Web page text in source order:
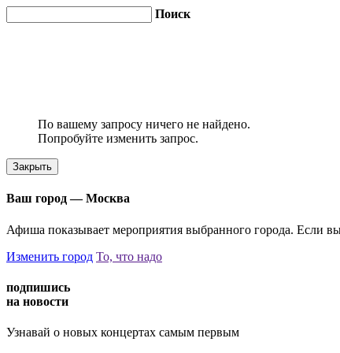
Поиск
По вашему запросу ничего не найдено.
Попробуйте изменить запрос.
Закрыть
Ваш город —Москва
Афиша показывает мероприятия выбранного города. Если
Изменить город То, что надо
подпишись
на новости
Узнавай о новых концертах самым первым